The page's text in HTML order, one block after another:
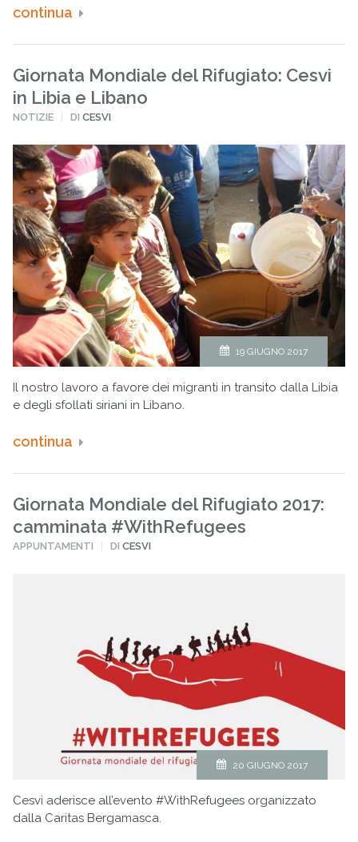
continua
Giornata Mondiale del Rifugiato: Cesvi
in Libia e Libano
PUBBLICATO
NOTIZIE DICESVI
19 GIUGNO 2017
Il nostro lavoro a favore dei migranti in transito dalla Libia
e degli sfollati siriani in Libano.
continua
Giornata Mondiale del Rifugiato 2017:
camminata #WithRefugees
PUBBLICATO
APPUNTAMENTI DICESVI
20 GIUGNO 2017
Cesvi aderisce all’evento #WithRefugees organizzato
dalla Caritas Bergamasca.